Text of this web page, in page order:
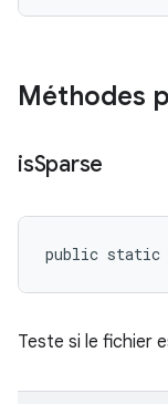
Méthodes
isSparse
public static
Teste si le fichier